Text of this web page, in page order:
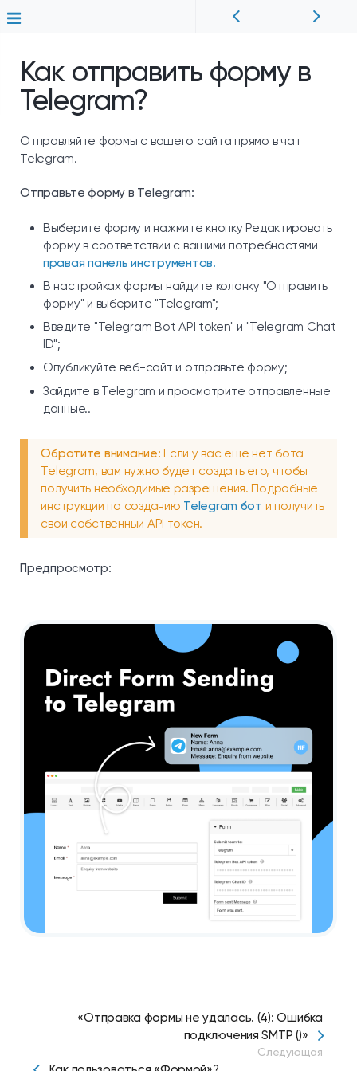
Как отправить форму в
Telegram?
Отправляйте формы с вашего сайта прямо в чат
Telegram.
Отправьте форму в Telegram:
Выберите форму и нажмите кнопку Редактировать
форму в соответствии с вашими потребностями
правая панель инструментов.
В настройках формы найдите колонку "Отправить
форму" и выберите "Telegram";
Введите "Telegram Bot API token" и "Telegram Chat
ID";
Опубликуйте веб-сайт и отправьте форму;
Зайдите в Telegram и просмотрите отправленные
данные..
Обратите внимание: Если у вас еще нет бота
Telegram, вам нужно будет создать его, чтобы
получить необходимые разрешения. Подробные
инструкции по созданию Telegram бот и получить
свой собственный API токен.
Предпросмотр:
«Отправка формы не удалась. (4): Ошибка
подключения SMTP ()»
Следующая